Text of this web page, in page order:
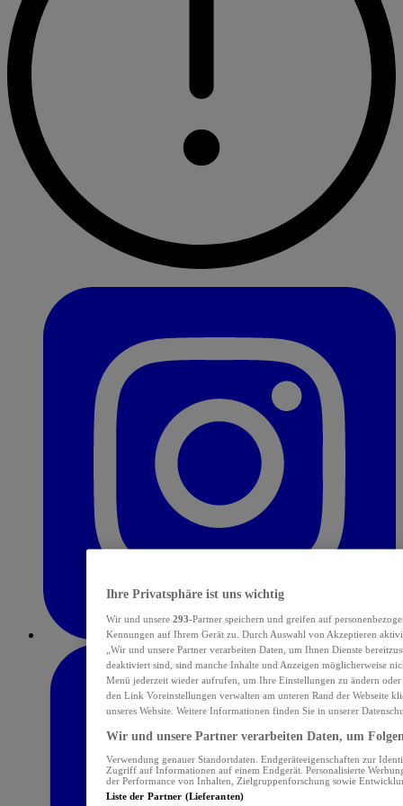
Ihre Privatsphäre ist uns wichtig
Wir und unsere 293-Partner speichern und greifen auf
Kennungen auf Ihrem Gerät zu. Durch Auswahl von Akzeptieren
„Wir und unsere Partner verarbeiten Daten, um Ihnen Dienste
deaktiviert sind, sind manche Inhalte und Anzeigen möglicherweise
Menü jederzeit wieder aufrufen, um Ihre Einstellungen zu ändern
den Link Voreinstellungen verwalten am unteren Rand der Webseite
unseres Website. Weitere Informationen finden Sie in unserer
Wir und unsere Partner verarbeiten Daten, um
Verwendung genauer Standortdaten. Endgeräteeigenschaften zur
Zugriff auf Informationen auf einem Endgerät. Personalisierte
der Performance von Inhalten, Zielgruppenforschung sowie
Liste der Partner (Lieferanten)